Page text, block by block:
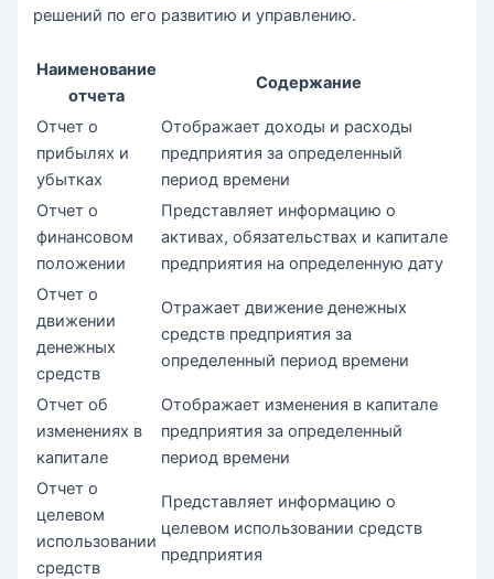
решений по его развитию и управлению.
Наименование
отчета
Содержание
Отчет о
прибылях и
убытках
Отображает доходы и расходы
предприятия за определенный
период времени
Отчет о
финансовом
положении
Представляет информацию о
активах, обязательствах и капитале
предприятия на определенную дату
Отчет о
движении
денежных
средств
Отражает движение денежных
средств предприятия за
определенный период времени
Отчет об
изменениях в
капитале
Отображает изменения в капитале
предприятия за определенный
период времени
Отчет о
целевом
использовании
средств
Представляет информацию о
целевом использовании средств
предприятия